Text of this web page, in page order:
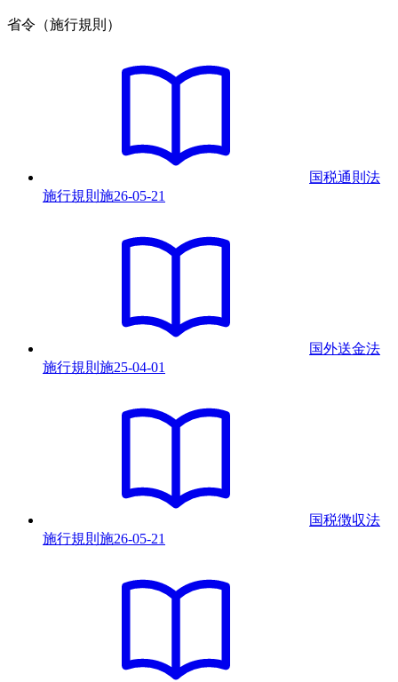
省令（施行規則）
国税通則法
施行規則 施26-05-21
国外送金法
施行規則 施25-04-01
国税徴収法
施行規則 施26-05-21